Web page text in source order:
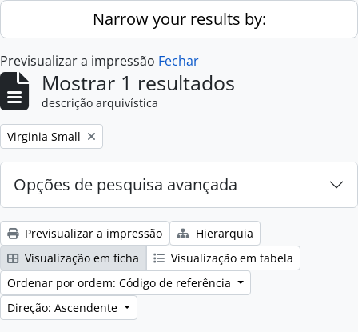
Skip to main contentNarrow your results by:
Previsualizar a impressão Fechar
Mostrar 1 resultados
descrição arquivística
Remove filter:
Virginia Small
Opções de pesquisa avançada
Previsualizar a impressão
Hierarquia
Visualização em ficha
Visualização em tabela
Ordenar por ordem: Código de referência
Direção: Ascendente